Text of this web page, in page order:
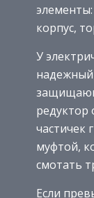
корпус,
У
надежный
редуктор
частичек
муфтой,
смотать
Если